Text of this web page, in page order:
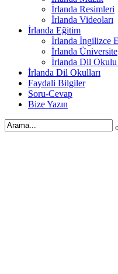
İrlanda Resimleri
İrlanda Videoları
İrlanda Eğitim
İrlanda İngilizce
İrlanda Üniversite
İrlanda Dil Okulu
İrlanda Dil Okulları
Faydali Bilgiler
Soru-Cevap
Bize Yazın